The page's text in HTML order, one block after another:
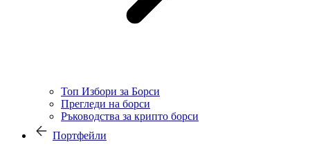
Топ Избори за Борси
Прегледи на борси
Ръководства за крипто борси
Портфейли